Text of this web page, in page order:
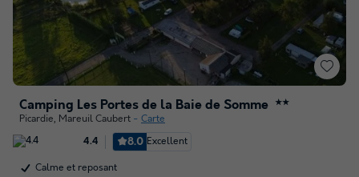
Camping Les Portes de la Baie de Somme ★★
Picardie, Mareuil Caubert Carte
4.4 8.0 Excellent
Calme et reposant